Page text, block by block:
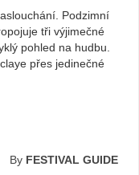
Podzimní
tři výjimečné
pohled na hudbu.
přes jedinečné
By FESTIVAL GUIDE